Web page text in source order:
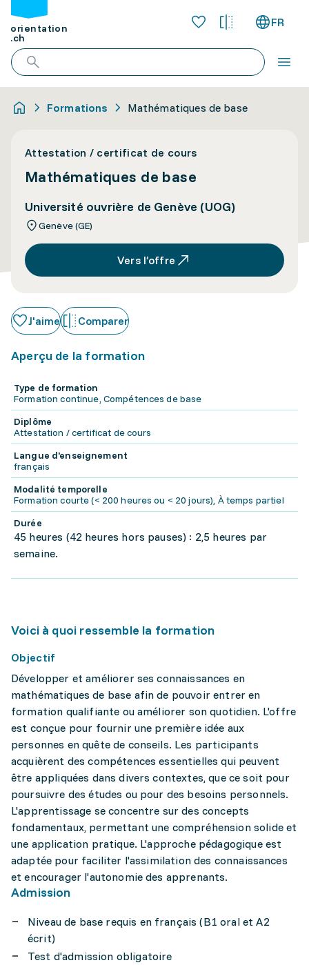
orientation
.ch
FR
Formations Mathématiques de base
Attestation / certificat de cours
Mathématiques de base
Université ouvrière de Genève (UOG)
Genève (GE)
Vers l’offre
J'aime Comparer
Aperçu de la formation
Type de formation
Formation continue, Compétences de base
Diplôme
Attestation / certificat de cours
Langue d'enseignement
français
Modalité temporelle
Formation courte (< 200 heures ou < 20 jours), À temps partiel
Durée
45 heures (42 heures hors pauses) : 2,5 heures par
semaine.
Voici à quoi ressemble la formation
Objectif
Développer et améliorer ses connaissances en
mathématiques de base afin de pouvoir entrer en
formation qualifiante ou améliorer son quotidien. L'offre
est conçue pour fournir une première idée aux
personnes en quête de conseils. Les participants
acquièrent des compétences essentielles qui peuvent
être appliquées dans divers contextes, que ce soit pour
poursuivre des études ou pour des besoins personnels.
L'apprentissage se concentre sur des concepts
fondamentaux, permettant une compréhension solide et
une application pratique. L'approche pédagogique est
adaptée pour faciliter l'assimilation des connaissances
et encourager l'autonomie des apprenants.
Admission
Niveau de base requis en français (B1 oral et A2
écrit)
Test d'admission obligatoire